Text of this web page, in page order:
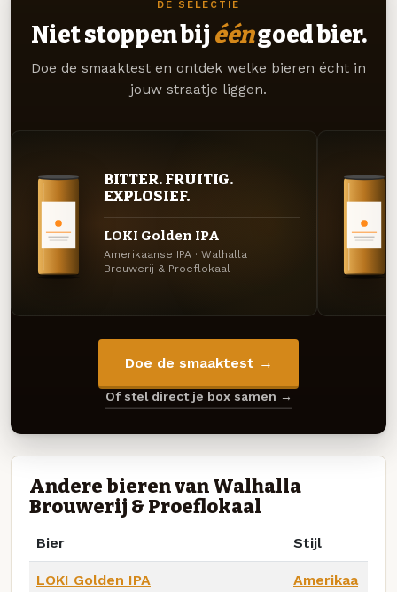
DE SELECTIE
Niet stoppen bij ééngoed bier.
Doe de smaaktest en ontdek welke bieren écht in
jouw straatje liggen.
BITTER. FRUITIG.
EXPLOSIEF.
LOKI Golden IPA
Amerikaanse IPA · Walhalla
Brouwerij & Proeflokaal
Doe de smaaktest →
Of stel direct je box samen →
Andere bieren van Walhalla
Brouwerij & Proeflokaal
Bier Stijl
LOKI Golden IPA
Amerikaa